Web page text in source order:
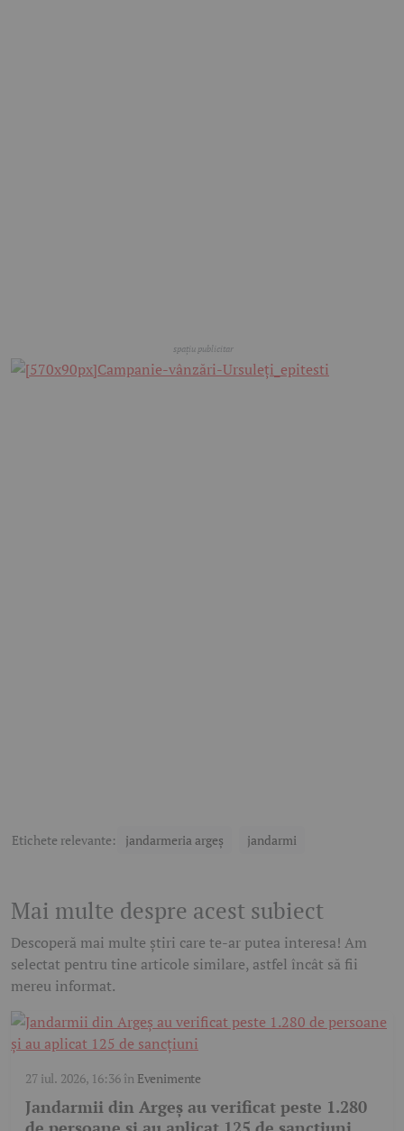
Etichete relevante: jandarmeria argeș jandarmi
Mai multe despre acest subiect
Descoperă mai multe știri care te-ar putea interesa! Am
selectat pentru tine articole similare, astfel încât să fii
mereu informat.
27 iul. 2026, 16:36în Evenimente
Jandarmii din Argeș au verificat peste 1.280